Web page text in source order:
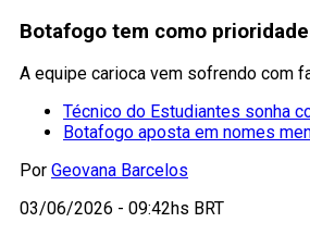
Botafogo tem como
A equipe carioca vem sofrendo com
Técnico do Estudiantes sonha
Botafogo aposta em nomes
Por Geovana Barcelos
03/06/2026 - 09:42hs BRT